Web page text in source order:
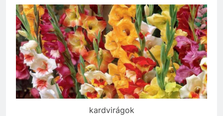
kardvirágok